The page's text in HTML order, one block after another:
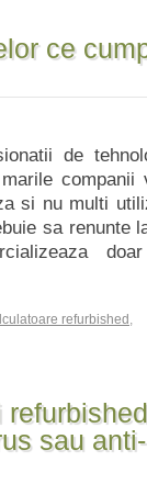
ce
de
companii
si nu multi
sa renunte
doar
refurbished ,
sau anti-